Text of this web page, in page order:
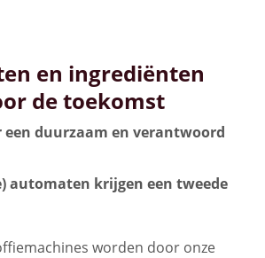
en ingrediënten
de toekomst
een duurzaam en verantwoord
automaten krijgen een tweede
worden door onze